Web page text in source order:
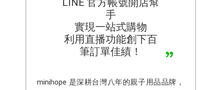
手
實現一站式購物
利用直播功能創下百
筆訂單佳績！
minihope 是深耕台灣八年的親子用品品牌，